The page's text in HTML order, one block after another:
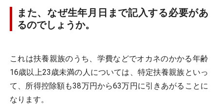
また、なぜ生年月日まで記入する必要があ
るのでしょうか。
これは扶養親族のうち、学費などでオカネのかかる年齢
16歳以上23歳未満の人については、特定扶養親族といっ
て、所得控除額も38万円から63万円に引きあがることに
なります。